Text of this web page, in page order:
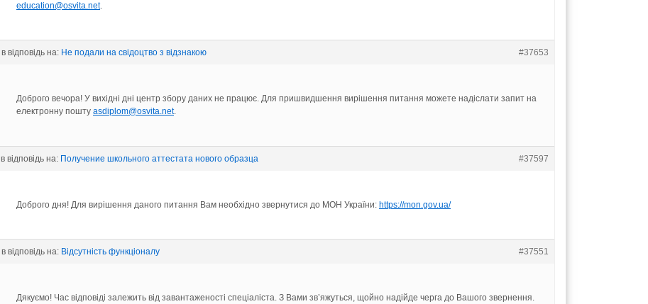
education@osvita.net.
в відповідь на: Не подали на свідоцтво з відзнакою #37653
Доброго вечора! У вихідні дні центр збору даних не працює. Для пришвидшення вирішення питання можете надіслати запит на
електронну пошту asdiplom@osvita.net.
в відповідь на: Получение школьного аттестата нового образца #37597
Доброго дня! Для вирішення даного питання Вам необхідно звернутися до МОН України: https://mon.gov.ua/
в відповідь на: Відсутність функціоналу #37551
Дякуємо! Час відповіді залежить від завантаженості спеціаліста. З Вами зв’яжуться, щойно надійде черга до Вашого звернення.